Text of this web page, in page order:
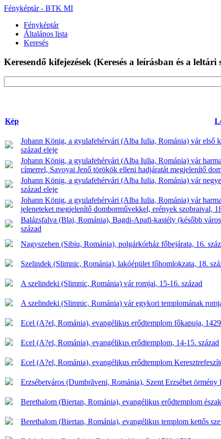
Fényképtár - BTK MI
Fényképtár
Általános lista
Keresés
Keresendő kifejezések (Keresés a leírásban és a
Kép
Johann König, a gyulafehérvári (Alba Iulia, Románia) vár első
század eleje
Johann König, a gyulafehérvári (Alba Iulia, Románia) vár
címerrel, Savoyai Jenő törökök elleni hadjáratát megjelenítő
Johann König, a gyulafehérvári (Alba Iulia, Románia) vár
század eleje
Johann König, a gyulafehérvári (Alba Iulia, Románia) vár
jeleneteket megjelenítő domborművekkel, erények szobraival,
Balázsfalva (Blaj, Románia), Bagdi-Apafi-kastély (később
század
Nagyszeben (Sibiu, Románia), polgárkórház főbejárata, 16.
Szelindek (Slimnic, Románia), lakóépület főhomlokzata, 18.
A szelindeki (Slimnic, Románia) vár romjai, 15-16. század
A szelindeki (Slimnic, Románia) vár egykori templomának
Ecel (A?el, Románia), evangélikus erődtemplom főkapuja,
Ecel (A?el, Románia), evangélikus erődtemplom, 14-15. század
Ecel (A?el, Románia), evangélikus erődtemplom
Erzsébetváros (Dumbrãveni, Románia), Szent Erzsébet
Berethalom (Biertan, Románia), evangélikus erődtemplom
Berethalom (Biertan, Románia), evangélikus templom kettős